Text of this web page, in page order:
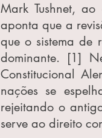
Mark Tushnet,
aponta que a
que o sistema de
dominante. [1]
Constitucional
nações se
rejeitando o
serve ao direito